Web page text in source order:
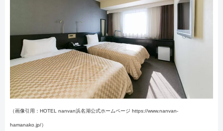
（画像引用：HOTEL nanvan浜名湖公式ホームページ https://www.nanvan-
hamanako.jp/）